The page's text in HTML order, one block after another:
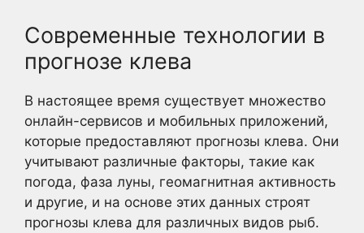
Современные технологии в
прогнозе клева
В настоящее время существует множество
онлайн-сервисов и мобильных приложений,
которые предоставляют прогнозы клева. Они
учитывают различные факторы, такие как
погода, фаза луны, геомагнитная активность
и другие, и на основе этих данных строят
прогнозы клева для различных видов рыб.